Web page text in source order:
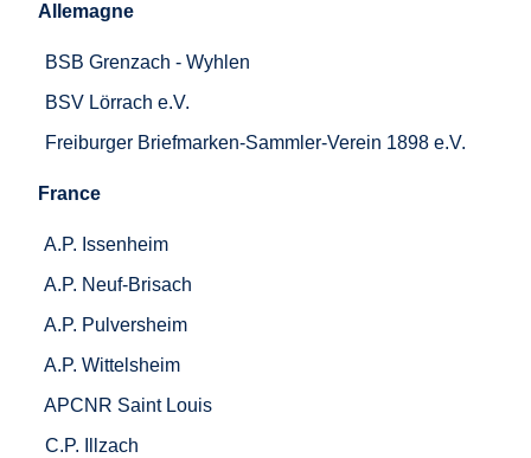
Allemagne
BSB Grenzach - Wyhlen
BSV Lörrach e.V.
Freiburger Briefmarken-Sammler-Verein 1898 e.V.
France
A.P. Issenheim
A.P. Neuf-Brisach
A.P. Pulversheim
A.P. Wittelsheim
APCNR Saint Louis
C.P. Illzach